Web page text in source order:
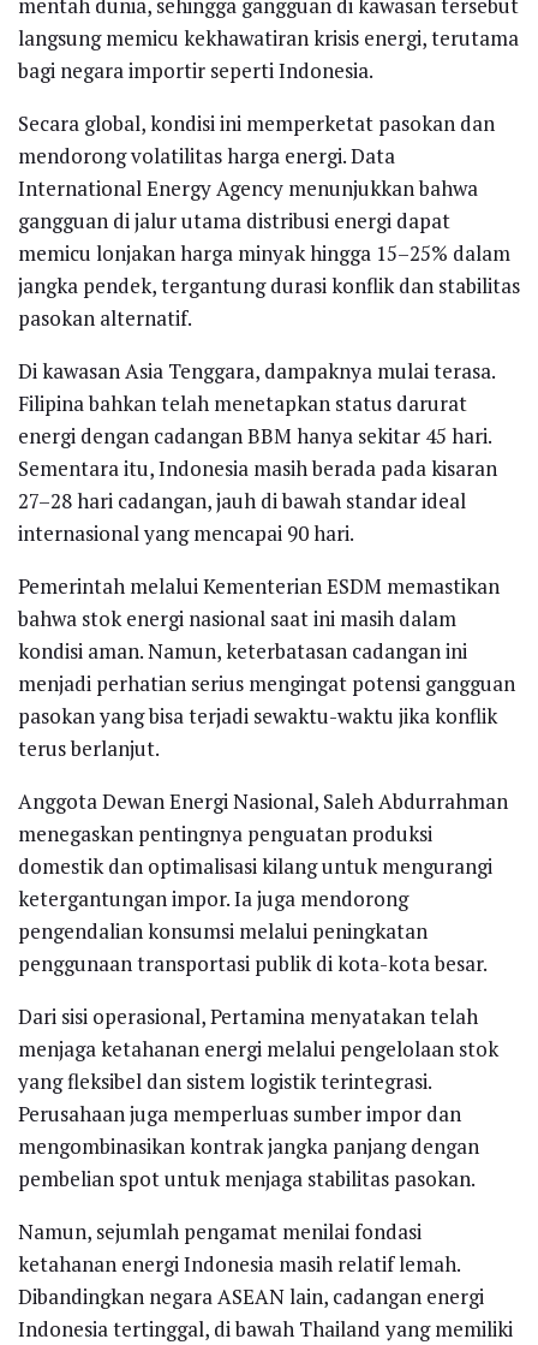
mentah dunia, sehingga gangguan di kawasan tersebut
langsung memicu kekhawatiran krisis energi, terutama
bagi negara importir seperti Indonesia.
Secara global, kondisi ini memperketat pasokan dan
mendorong volatilitas harga energi. Data
International Energy Agency menunjukkan bahwa
gangguan di jalur utama distribusi energi dapat
memicu lonjakan harga minyak hingga 15–25% dalam
jangka pendek, tergantung durasi konflik dan stabilitas
pasokan alternatif.
Di kawasan Asia Tenggara, dampaknya mulai terasa.
Filipina bahkan telah menetapkan status darurat
energi dengan cadangan BBM hanya sekitar 45 hari.
Sementara itu, Indonesia masih berada pada kisaran
27–28 hari cadangan, jauh di bawah standar ideal
internasional yang mencapai 90 hari.
Pemerintah melalui Kementerian ESDM memastikan
bahwa stok energi nasional saat ini masih dalam
kondisi aman. Namun, keterbatasan cadangan ini
menjadi perhatian serius mengingat potensi gangguan
pasokan yang bisa terjadi sewaktu-waktu jika konflik
terus berlanjut.
Anggota Dewan Energi Nasional, Saleh Abdurrahman
menegaskan pentingnya penguatan produksi
domestik dan optimalisasi kilang untuk mengurangi
ketergantungan impor. Ia juga mendorong
pengendalian konsumsi melalui peningkatan
penggunaan transportasi publik di kota-kota besar.
Dari sisi operasional, Pertamina menyatakan telah
menjaga ketahanan energi melalui pengelolaan stok
yang fleksibel dan sistem logistik terintegrasi.
Perusahaan juga memperluas sumber impor dan
mengombinasikan kontrak jangka panjang dengan
pembelian spot untuk menjaga stabilitas pasokan.
Namun, sejumlah pengamat menilai fondasi
ketahanan energi Indonesia masih relatif lemah.
Dibandingkan negara ASEAN lain, cadangan energi
Indonesia tertinggal, di bawah Thailand yang memiliki